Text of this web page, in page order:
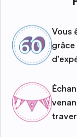
Vous
grâce